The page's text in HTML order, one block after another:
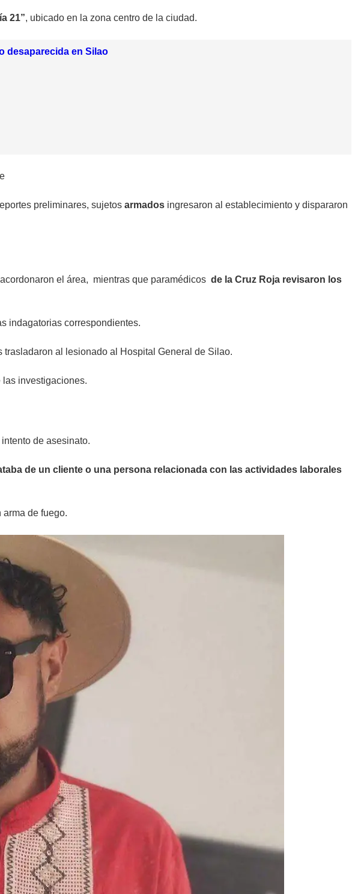
21”, ubicado en la zona centro de la ciudad.
desaparecida en Silao
e
preliminares, sujetos armados ingresaron al establecimiento y dispararon
el área, mientras que paramédicos de la Cruz Roja revisaron los
indagatorias correspondientes.
al lesionado al Hospital General de Silao.
investigaciones.
de asesinato.
de un cliente o una persona relacionada con las actividades laborales
de fuego.